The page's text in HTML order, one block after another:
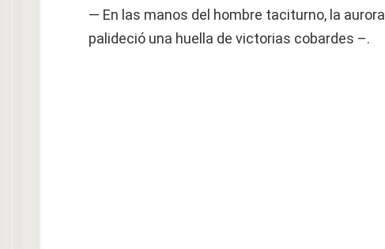
— En las manos del hombre taciturno, la aurora
palideció una huella de victorias cobardes –.